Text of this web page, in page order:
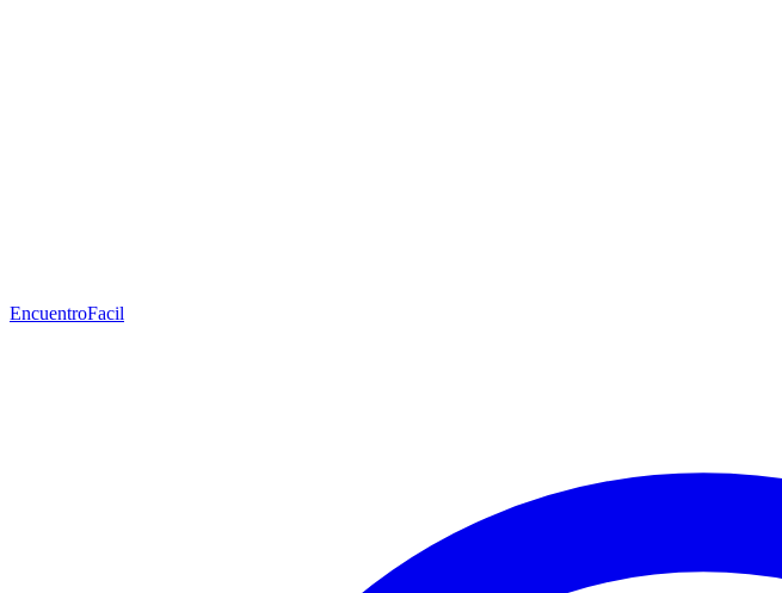
EncuentroFacil